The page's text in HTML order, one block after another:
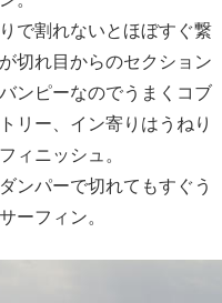
で割れないとほぼすぐ繋
切れ目からのセクション
ンピーなのでうまくコブ
リー、イン寄りはうねり
ィニッシュ。
ンパーで切れてもすぐう
ーフィン。